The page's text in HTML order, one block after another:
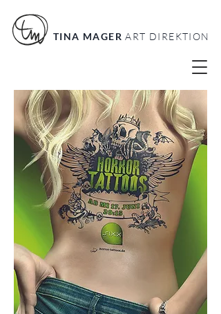
TINA MAGERART DIREKTION